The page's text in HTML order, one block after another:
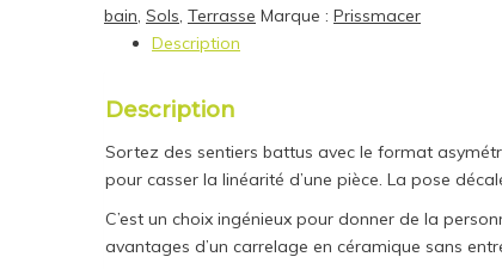
bain, Sols, Terrasse Marque : Prissmacer
Description
Description
Sortez des sentiers battus avec le format
pour casser la linéarité d’une pièce. La pose
C’est un choix ingénieux pour donner de la
avantages d’un carrelage en céramique sans